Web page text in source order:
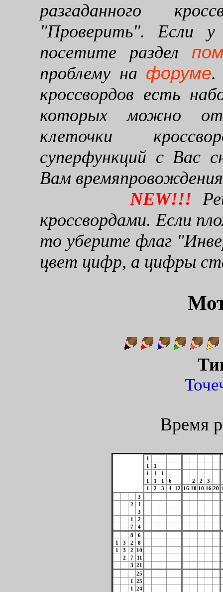
разгаданного
"Проверить". Если
посетите раздел
проблему на форуме.
кроссвордов есть
которых можно
клеточки
суперфункций с Вас
Вам
NEW!!!
кроссвордами. Если
то уберите флаг
цвет цифр, а цифры
Время
1
1
1
1
1
1
1
1 1 6 2 2
3
1
2 3 4 12 16 10 10 16 20
3
2
1
3
1
2
7
4
8
6
1
3 2
8
1
3 2
10
2
7
11
3 21
25
1
25
1
24